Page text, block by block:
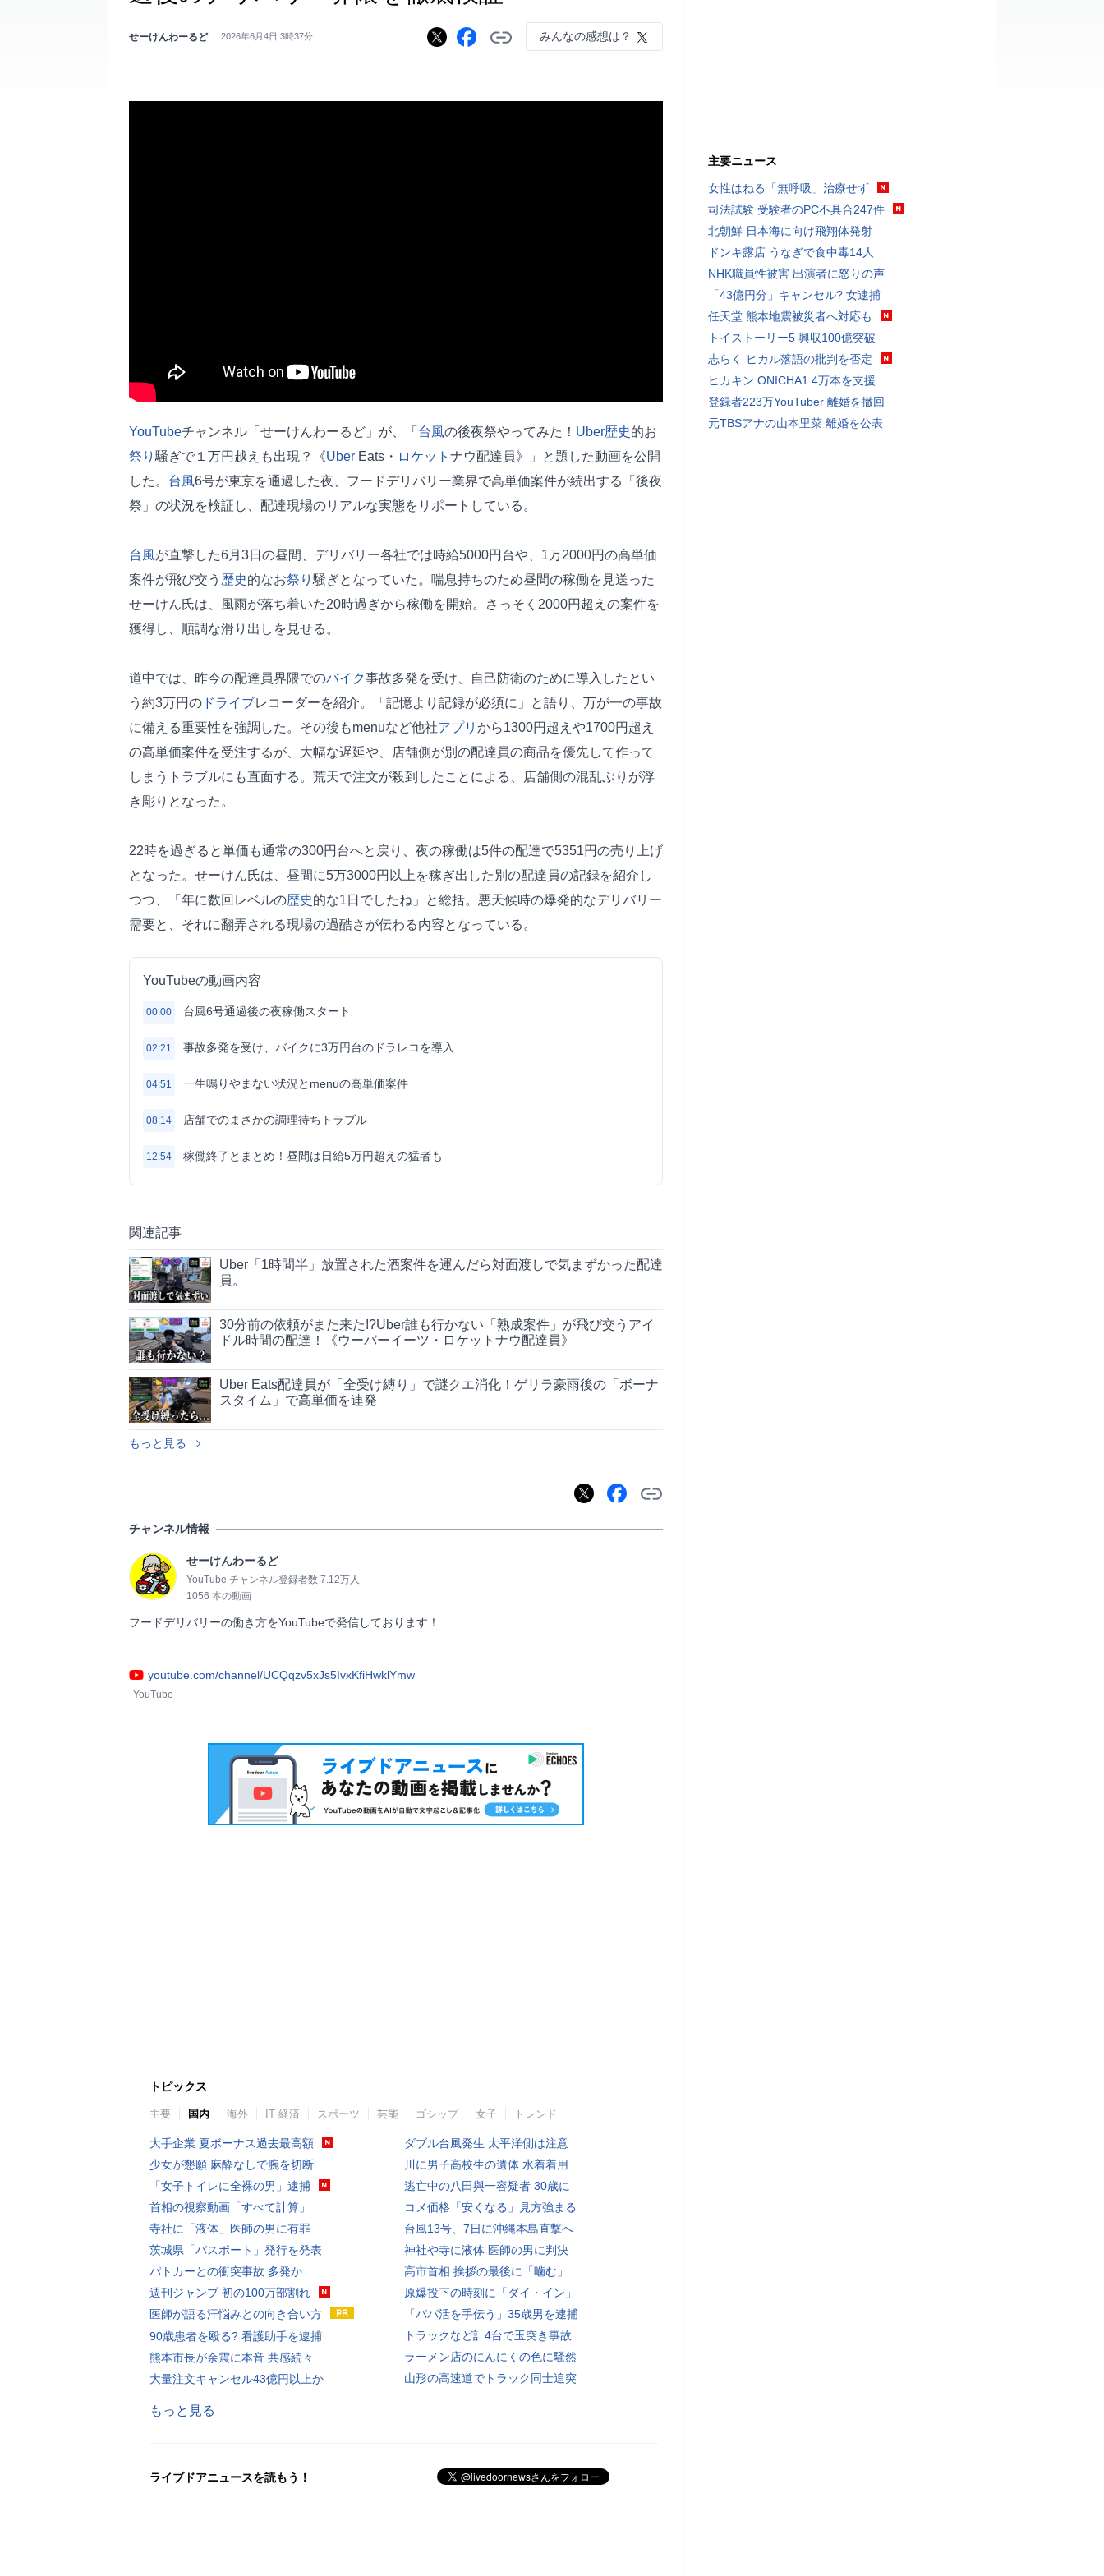
せーけんわーるど 2026年6月4日 3時37分 みんなの感想は？
YouTubeチャンネル「せーけんわーるど」が、「 台風の後夜祭やってみた！ Uber歴史的お
祭り 騒ぎで１万円越えも出現？《Uber Eats・ ロケット ナウ配達員》」と題した動画を公開
した。 台風6号が東京を通過した夜、フードデリバリー業界で高単価案件が続出する「後夜
祭」の状況を検証し、配達現場のリアルな実態をリポートしている。
台風が直撃した6月3日の昼間、デリバリー各社では時給5000円台や、1万2000円の高単価
案件が飛び交う 歴史的なお祭り 騒ぎとなっていた。喘息持ちのため昼間の稼働を見送った
せーけん氏は、風雨が落ち着いた20時過ぎから稼働を開始。さっそく2000円超えの案件を
獲得し、順調な滑り出しを見せる。
道中では、昨今の配達員界隈でのバイク事故多発を受け、自己防衛のために導入したとい
う約3万円の ドライブレコーダーを紹介。「記憶より記録が必須に」と語り、万が一の事故
に備える重要性を強調した。その後もmenuなど他社アプリ から1300円超えや1700円超え
の高単価案件を受注するが、大幅な遅延や、店舗側が別の配達員の商品を優先して作って
しまうトラブルにも直面する。荒天で注文が殺到したことによる、店舗側の混乱ぶりが浮
き彫りとなった。
22時を過ぎると単価も通常の300円台へと戻り、夜の稼働は5件の配達で5351円の売り上げ
となった。せーけん氏は、昼間に5万3000円以上を稼ぎ出した別の配達員の記録を紹介し
つつ、「年に数回レベルの歴史的な1日でしたね」と総括。悪天候時の爆発的なデリバリー
需要と、それに翻弄される現場の過酷さが伝わる内容となっている。
YouTubeの動画内容
00:00 台風6号通過後の夜稼働スタート
02:21 事故多発を受け、バイクに3万円台のドラレコを導入
04:51 一生鳴りやまない状況とmenuの高単価案件
08:14 店舗でのまさかの調理待ちトラブル
12:54 稼働終了とまとめ！昼間は日給5万円超えの猛者も
関連記事
Uber「1時間半」放置された酒案件を運んだら対面渡しで気まずかった配達
員。
30分前の依頼がまた来た!?Uber誰も行かない「熟成案件」が飛び交うアイ
ドル時間の配達！《ウーバーイーツ・ロケットナウ配達員》
Uber Eats配達員が「全受け縛り」で謎クエ消化！ゲリラ豪雨後の「ボーナ
スタイム」で高単価を連発
もっと見る
チャンネル情報
せーけんわーるど
YouTube チャンネル登録者数 7.12万人
1056 本の動画
フードデリバリーの働き方をYouTubeで発信しております！
youtube.com/channel/UCQqzv5xJs5IvxKfiHwklYmw
YouTube
トピックス
主要 国内 海外 IT 経済 スポーツ 芸能 ゴシップ 女子 トレンド
大手企業 夏ボーナス過去最高額
少女が懇願 麻酔なしで腕を切断
「女子トイレに全裸の男」逮捕
首相の視察動画「すべて計算」
寺社に「液体」医師の男に有罪
茨城県「パスポート」発行を発表
パトカーとの衝突事故 多発か
週刊ジャンプ 初の100万部割れ
医師が語る汗悩みとの向き合い方
90歳患者を殴る? 看護助手を逮捕
熊本市長が余震に本音 共感続々
大量注文キャンセル43億円以上か
ダブル台風発生 太平洋側は注意
川に男子高校生の遺体 水着着用
逃亡中の八田與一容疑者 30歳に
コメ価格「安くなる」見方強まる
台風13号、7日に沖縄本島直撃へ
神社や寺に液体 医師の男に判決
高市首相 挨拶の最後に「噛む」
原爆投下の時刻に「ダイ・イン」
「パパ活を手伝う」35歳男を逮捕
トラックなど計4台で玉突き事故
ラーメン店のにんにくの色に騒然
山形の高速道でトラック同士追突
もっと見る
ライブドアニュースを読もう！
主要ニュース
女性はねる「無呼吸」治療せず
司法試験 受験者のPC不具合247件
北朝鮮 日本海に向け飛翔体発射
ドンキ露店 うなぎで食中毒14人
NHK職員性被害 出演者に怒りの声
「43億円分」キャンセル? 女逮捕
任天堂 熊本地震被災者へ対応も
トイストーリー5 興収100億突破
志らく ヒカル落語の批判を否定
ヒカキン ONICHA1.4万本を支援
登録者223万YouTuber 離婚を撤回
元TBSアナの山本里菜 離婚を公表